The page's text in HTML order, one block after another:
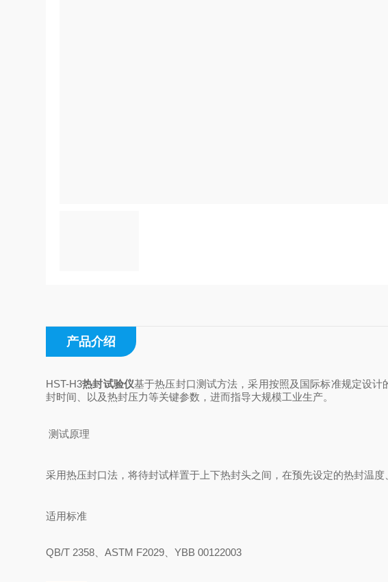
产品介绍
HST-H3热封试验仪基于热压封口测试方法，采用按照及国际标准规定设
封时间、以及热封压力等关键参数，进而指导大规模工业生产。
测试原理
采用热压封口法，将待封试样置于上下热封头之间，在预先设定的热封温
适用标准
QB/T 2358 、ASTM F2029、YBB 00122003